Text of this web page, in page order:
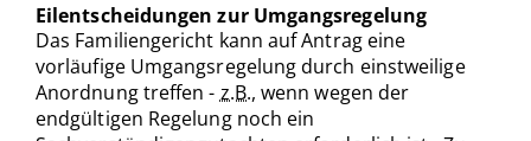
Eilentscheidungen zur Umgangsregelung
Das Familiengericht kann auf Antrag eine
vorläufige Umgangsregelung durch einstweilige
Anordnung treffen - z.B., wenn wegen der
endgültigen Regelung noch ein